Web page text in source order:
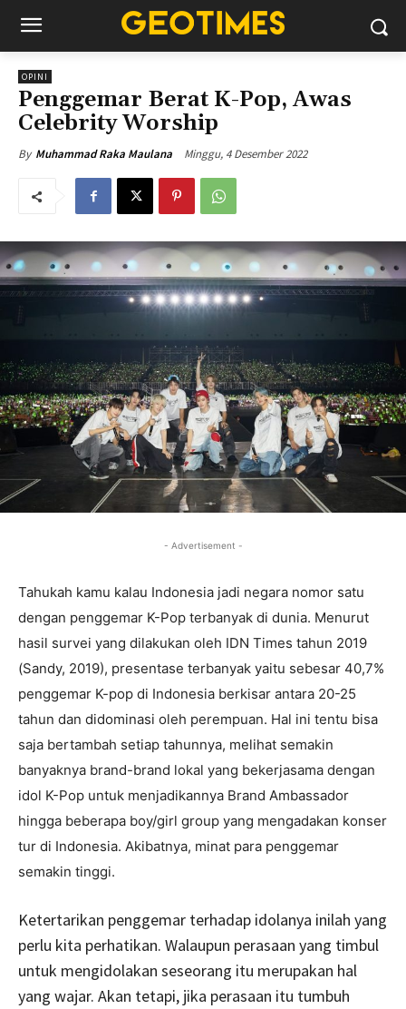
OPINI
Penggemar Berat K-Pop, Awas
Celebrity Worship
By Muhammad Raka Maulana Minggu, 4 Desember 2022
- Advertisement -
Tahukah kamu kalau Indonesia jadi negara nomor satu
dengan penggemar K-Pop terbanyak di dunia. Menurut
hasil survei yang dilakukan oleh IDN Times tahun 2019
(Sandy, 2019), presentase terbanyak yaitu sebesar 40,7%
penggemar K-pop di Indonesia berkisar antara 20-25
tahun dan didominasi oleh perempuan. Hal ini tentu bisa
saja bertambah setiap tahunnya, melihat semakin
banyaknya brand-brand lokal yang bekerjasama dengan
idol K-Pop untuk menjadikannya Brand Ambassador
hingga beberapa boy/girl group yang mengadakan konser
tur di Indonesia. Akibatnya, minat para penggemar
semakin tinggi.
Ketertarikan penggemar terhadap idolanya inilah yang
perlu kita perhatikan. Walaupun perasaan yang timbul
untuk mengidolakan seseorang itu merupakan hal
yang wajar. Akan tetapi, jika perasaan itu tumbuh